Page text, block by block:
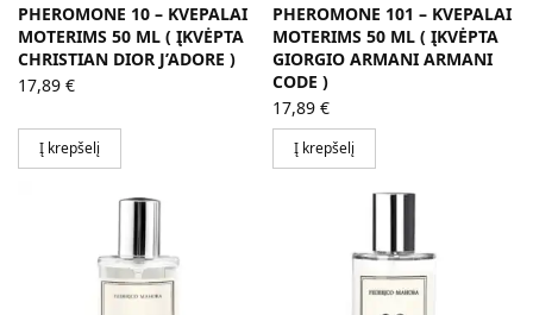
PHEROMONE 10 – KVEPALAI
MOTERIMS 50 ML ( ĮKVĖPTA
CHRISTIAN DIOR J’ADORE )
17,89 €
Į krepšelį
PHEROMONE 101 – KVEPALAI
MOTERIMS 50 ML ( ĮKVĖPTA
GIORGIO ARMANI ARMANI
CODE )
17,89 €
Į krepšelį